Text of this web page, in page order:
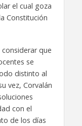
el cual goza
Constitución
que
se
distinto al
vez, Corvalán
con el
de los días